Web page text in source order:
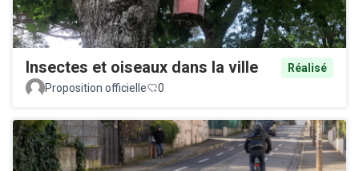
Insectes et oiseaux dans la ville
Réalisé
Proposition officielle
0